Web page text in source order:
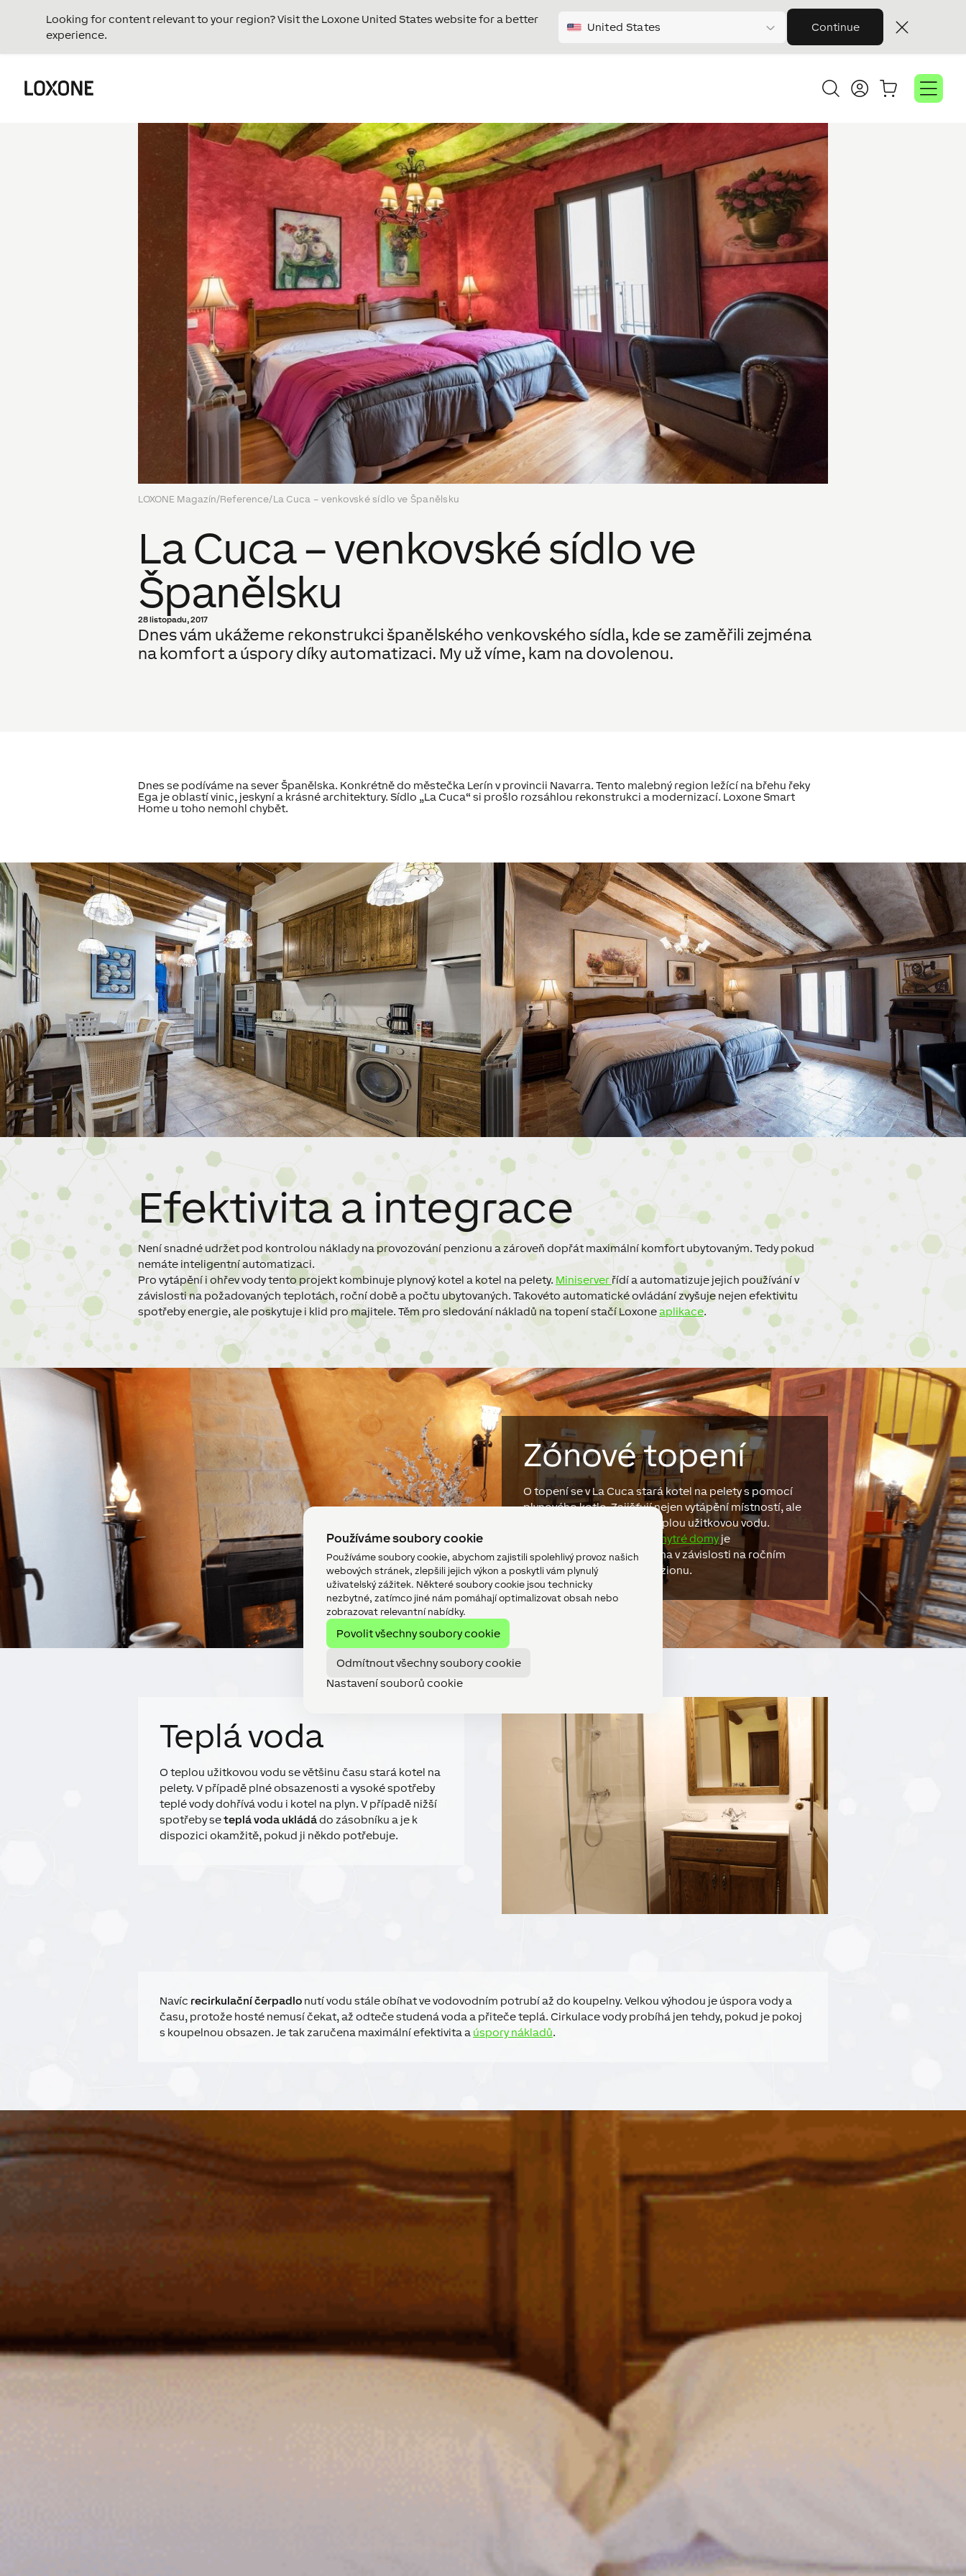
Používáme soubory cookie
Používáme soubory cookie, abychom zajistili spolehlivý provoz našich
webových stránek, zlepšili jejich výkon a poskytli vám plynulý
uživatelský zážitek. Některé soubory cookie jsou technicky
nezbytné, zatímco jiné nám pomáhají optimalizovat obsah nebo
zobrazovat relevantní nabídky.
Povolit všechny soubory cookie
Odmítnout všechny soubory cookie
Nastavení souborů cookie
Looking for content relevant to your region? Visit the Loxone United States website for a better
experience.
United States Continue
LOXONE Magazín/Reference/La Cuca – venkovské sídlo ve Španělsku
La Cuca – venkovské sídlo ve
Španělsku
28 listopadu, 2017
Dnes vám ukážeme rekonstrukci španělského venkovského sídla, kde se zaměřili zejména
na komfort a úspory díky automatizaci. My už víme, kam na dovolenou.
Dnes se podíváme na sever Španělska. Konkrétně do městečka Lerín v provincii Navarra. Tento malebný region ležící na břehu řeky
Ega je oblastí vinic, jeskyní a krásné architektury. Sídlo „La Cuca“ si prošlo rozsáhlou rekonstrukci a modernizací. Loxone Smart
Home u toho nemohl chybět.
Efektivita a integrace
Není snadné udržet pod kontrolou náklady na provozování penzionu a zároveň dopřát maximální komfort ubytovaným. Tedy pokud
nemáte inteligentní automatizaci.
Pro vytápění i ohřev vody tento projekt kombinuje plynový kotel a kotel na pelety. Miniserver řídí a automatizuje jejich používání v
závislosti na požadovaných teplotách, roční době a počtu ubytovaných. Takovéto automatické ovládání zvyšuje nejen efektivitu
spotřeby energie, ale poskytuje i klid pro majitele. Těm pro sledování nákladů na topení stačí Loxoneaplikace.
Zónové topení
O topení se v La Cuca stará kotel na pelety s pomocí
plynového kotle. Zajišťují nejen vytápění místností, ale
pro vířivku a teplou užitkovou vodu.
chytré domy je
spotřeba kotlů účinně řízena v závislosti na ročním
období a obsazenosti penzionu.
Teplá voda
O teplou užitkovou vodu se většinu času stará kotel na
pelety. V případě plné obsazenosti a vysoké spotřeby
teplé vody dohřívá vodu i kotel na plyn. V případě nižší
spotřeby seteplá voda ukládádo zásobníku a je k
dispozici okamžitě, pokud ji někdo potřebuje.
Navíc recirkulační čerpadlo nutí vodu stále obíhat ve vodovodním potrubí až do koupelny. Velkou výhodou je úspora vody a
času, protože hosté nemusí čekat, až odteče studená voda a přiteče teplá. Cirkulace vody probíhá jen tehdy, pokud je pokoj
s koupelnou obsazen. Je tak zaručena maximální efektivita a úspory nákladů.